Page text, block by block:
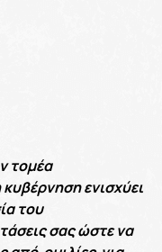
τομέα
ενισχύει
του
σας ώστε να